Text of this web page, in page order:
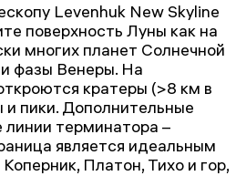
Levenhuk New Skyline
поверхность Луны как на
многих планет Солнечной
фазы Венеры. На
кратеры (>8 км в
пики. Дополнительные
линии терминатора –
является идеальным
Платон, Тихо и гор,